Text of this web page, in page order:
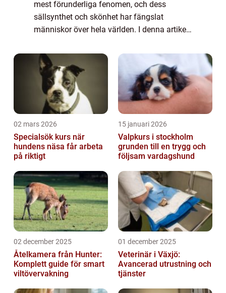
mest förunderliga fenomen, och dess
sällsynthet och skönhet har fängslat
människor över hela världen. I denna artikel
av vitt lejon, från dess övergripande
egenska...
02 mars 2026
Specialsök kurs när
hundens näsa får arbeta
på riktigt
15 januari 2026
Valpkurs i stockholm
grunden till en trygg och
följsam vardagshund
02 december 2025
Åtelkamera från Hunter:
Komplett guide för smart
viltövervakning
01 december 2025
Veterinär i Växjö:
Avancerad utrustning och
tjänster